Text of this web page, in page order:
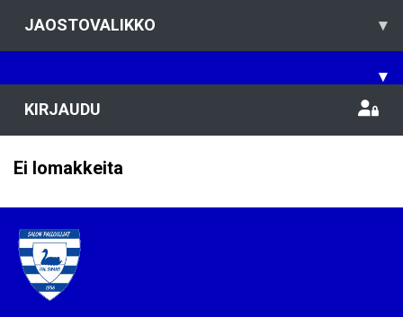
JAOSTOVALIKKO ▾
▾
KIRJAUDU
Ei lomakkeita